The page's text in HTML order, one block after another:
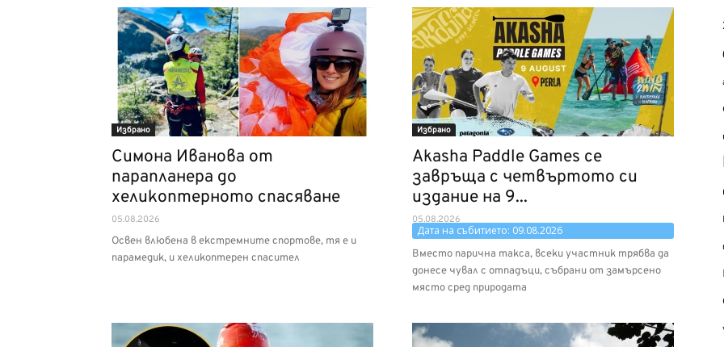
Избрано
Симона Иванова от
парапланера до
хеликоптерното спасяване
05.08.2026
Освен влюбена в екстремните спортове, тя е и
парамедик, и хеликоптерен спасител
Избрано
Akasha Paddle Games се
завръща с четвъртото си
издание на 9...
05.08.2026
Дата на събитието: 09.08.2026
Вместо парична такса, всеки участник трябва да
донесе чувал с отпадъци, събрани от замърсено
място сред природата